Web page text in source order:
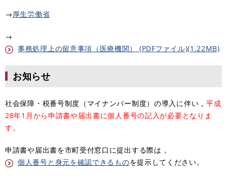
→ 厚生労働省
→
事務処理上の留意事項（医療機関） (PDFファイル)(1.22MB)
お知らせ
社会保障・税番号制度（マイナンバー制度）の導入に伴い， 平成
28年1月から申請書や届出書に個人番号の記入が必要となりま
す。
申請書や届出書を市町受付窓口に提出する際は，
個人番号と身元を確認できるものを提示してください。